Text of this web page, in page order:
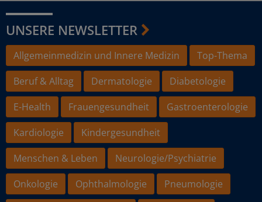
UNSERE NEWSLETTER
Allgemeinmedizin und Innere Medizin
Top-Thema
Beruf & Alltag
Dermatologie
Diabetologie
E-Health
Frauengesundheit
Gastroenterologie
Kardiologie
Kindergesundheit
Menschen & Leben
Neurologie/Psychiatrie
Onkologie
Ophthalmologie
Pneumologie